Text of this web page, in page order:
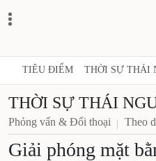
TIÊU ĐIỂM THỜI SỰ THÁI
THỜI SỰ THÁI
Phỏng vấn & Đối thoại Theo
Giải phóng mặt